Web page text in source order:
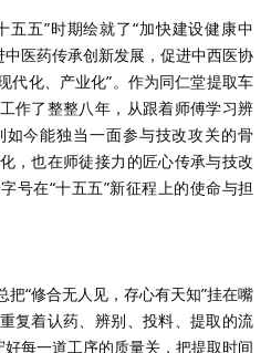
五五”时期绘就了“加快建设健康中
中医药传承创新发展，促进中西医协
代化、产业化”。作为同仁堂提取车
作了整整八年，从跟着师傅学习辨
今能独当一面参与技改攻关的骨
，也在师徒接力的匠心传承与技改
号在“十五五”新征程上的使命与担
把“修合无人见，存心有天知”挂在嘴
复着认药、辨别、投料、提取的流
每一道工序的质量关，把提取时间